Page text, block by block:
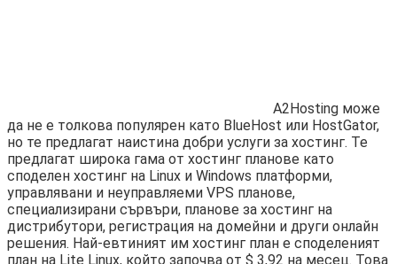
A2Hosting може
да не е толкова популярен като BlueHost или HostGator,
но те предлагат наистина добри услуги за хостинг. Те
предлагат широка гама от хостинг планове като
споделен хостинг на Linux и Windows платформи,
управлявани и неуправляеми VPS планове,
специализирани сървъри, планове за хостинг на
дистрибутори, регистрация на домейни и други онлайн
решения. Най-евтиният им хостинг план е споделеният
план на Lite Linux, който започва от $ 3,92 на месец. Това